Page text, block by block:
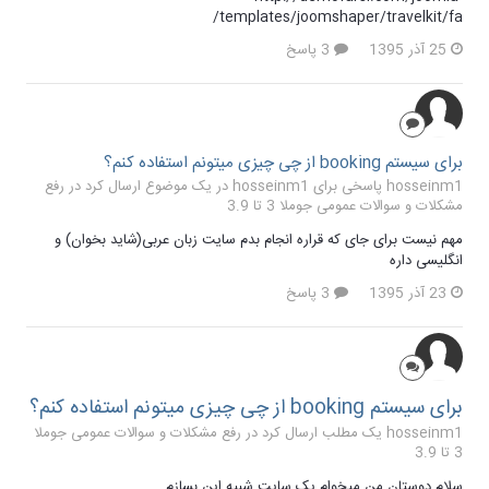
templates/joomshaper/travelkit/fa/
25 آذر 1395
برای سیستم booking از چی چیزی میتونم استفاده کنم؟
hosseinm1 پاسخی برای hosseinm1 در یک موضوع ارسال کرد در
رفع
مشکلات و سوالات عمومی جوملا 3 تا 3.9
مهم نیست برای جای که قراره انجام بدم سایت زبان عربی(شاید بخوان) و
انگلیسی داره
23 آذر 1395
برای سیستم booking از چی چیزی میتونم استفاده کنم؟
hosseinm1 یک مطلب ارسال کرد در
رفع مشکلات و سوالات عمومی جوملا
3 تا 3.9